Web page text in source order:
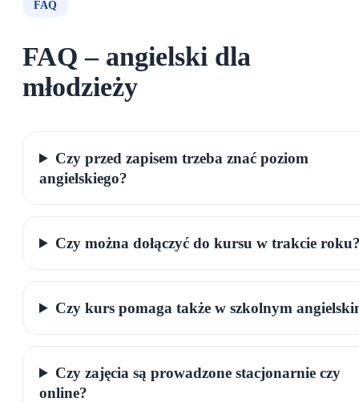
FAQ
FAQ – angielski dla
młodzieży
Czy przed zapisem trzeba znać poziom
angielskiego?
Czy można dołączyć do kursu w trakcie
Czy kurs pomaga także w szkolnym
Czy zajęcia są prowadzone stacjonarnie czy
online?